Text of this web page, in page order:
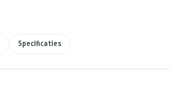
Specificaties